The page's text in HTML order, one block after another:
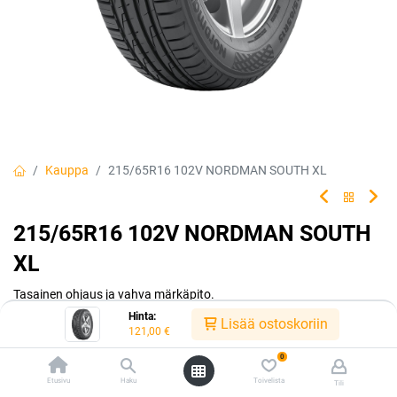
Hinta:
121,00 € Lisää ostoskoriin
Etusivu Haku
0
Toivelista Tili
Kauppa 215/65R16 102V NORDMAN SOUTH XL
215/65R16 102V NORDMAN SOUTH
XL
Tasainen ohjaus ja vahva märkäpito.
6419440600147 Tuotekoodi: 242707
121,00€